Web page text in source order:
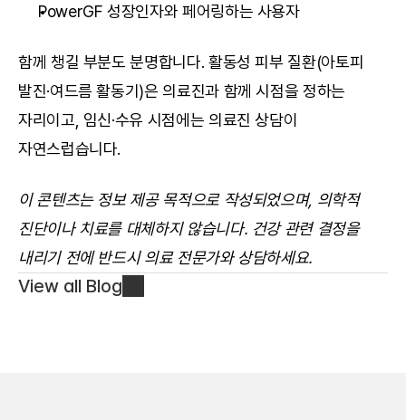
PowerGF 성장인자와 페어링하는 사용자
함께 챙길 부분도 분명합니다. 활동성 피부 질환(아토피
발진·여드름 활동기)은 의료진과 함께 시점을 정하는
자리이고, 임신·수유 시점에는 의료진 상담이
자연스럽습니다.
이 콘텐츠는 정보 제공 목적으로 작성되었으며, 의학적
진단이나 치료를 대체하지 않습니다. 건강 관련 결정을
내리기 전에 반드시 의료 전문가와 상담하세요.
View all Blog